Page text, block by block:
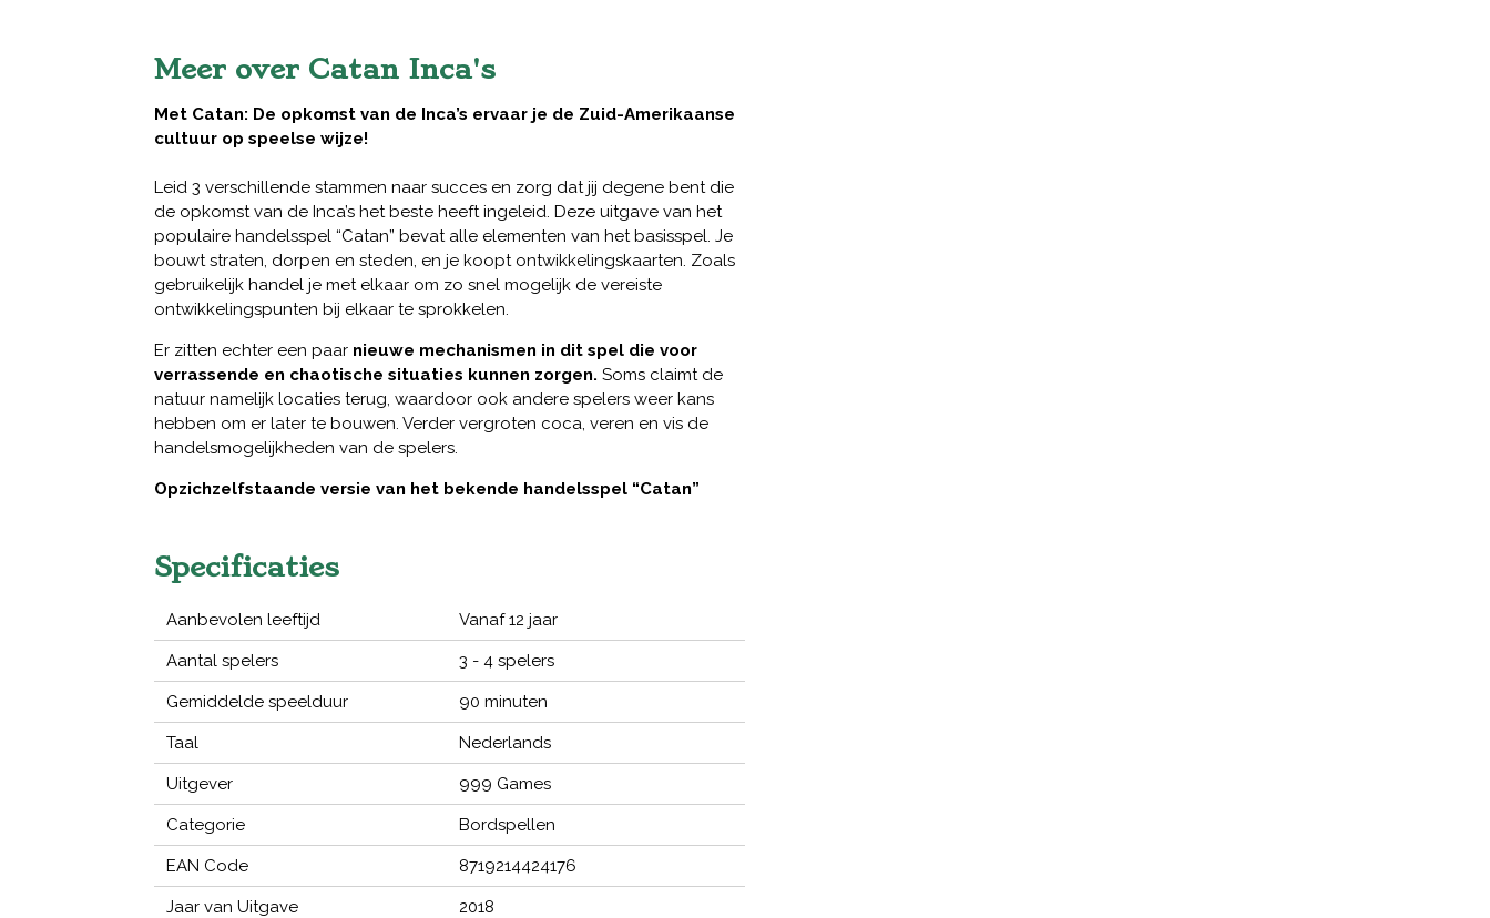
Meer over Catan Inca's
Met Catan: De opkomst van de Inca’s ervaar je de Zuid-Amerikaanse
cultuur op speelse wijze!
Leid 3 verschillende stammen naar succes en zorg dat jij degene bent die
de opkomst van de Inca’s het beste heeft ingeleid. Deze uitgave van het
populaire handelsspel “Catan” bevat alle elementen van het basisspel. Je
bouwt straten, dorpen en steden, en je koopt ontwikkelingskaarten. Zoals
gebruikelijk handel je met elkaar om zo snel mogelijk de vereiste
ontwikkelingspunten bij elkaar te sprokkelen.
Er zitten echter een paar nieuwe mechanismen in dit spel die voor
verrassende en chaotische situaties kunnen zorgen. Soms claimt de
natuur namelijk locaties terug, waardoor ook andere spelers weer kans
hebben om er later te bouwen. Verder vergroten coca, veren en vis de
handelsmogelijkheden van de spelers.
Opzichzelfstaande versie van het bekende handelsspel “Catan”
Specificaties
Aanbevolen leeftijd Vanaf 12 jaar
Aantal spelers 3 - 4 spelers
Gemiddelde speelduur 90 minuten
Taal Nederlands
Uitgever 999 Games
Categorie Bordspellen
EAN Code 8719214424176
Jaar van Uitgave 2018